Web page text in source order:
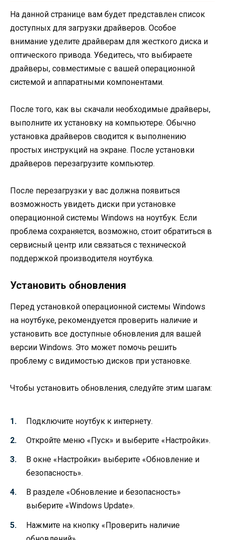
На данной странице вам будет представлен список
доступных для загрузки драйверов. Особое
внимание уделите драйверам для жесткого диска и
оптического привода. Убедитесь, что выбираете
драйверы, совместимые с вашей операционной
системой и аппаратными компонентами.
После того, как вы скачали необходимые драйверы,
выполните их установку на компьютере. Обычно
установка драйверов сводится к выполнению
простых инструкций на экране. После установки
драйверов перезагрузите компьютер.
После перезагрузки у вас должна появиться
возможность увидеть диски при установке
операционной системы Windows на ноутбук. Если
проблема сохраняется, возможно, стоит обратиться в
сервисный центр или связаться с технической
поддержкой производителя ноутбука.
Установить обновления
Перед установкой операционной системы Windows
на ноутбуке, рекомендуется проверить наличие и
установить все доступные обновления для вашей
версии Windows. Это может помочь решить
проблему с видимостью дисков при установке.
Чтобы установить обновления, следуйте этим шагам:
Подключите ноутбук к интернету.
Откройте меню «Пуск» и выберите «Настройки».
В окне «Настройки» выберите «Обновление и
безопасность».
В разделе «Обновление и безопасность»
выберите «Windows Update».
Нажмите на кнопку «Проверить наличие